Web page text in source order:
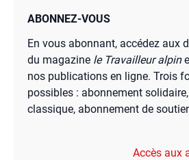
ABONNEZ-VOUS
En vous abonnant, accédez aux
du magazine le Travailleur alpin
nos publications en ligne. Trois
possibles : abonnement
classique, abonnement de
Accès aux